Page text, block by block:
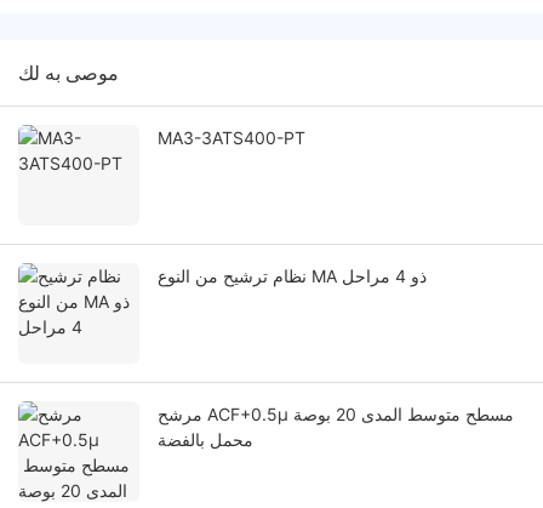
موصى به لك
MA3-3ATS400-PT
نظام ترشيح من النوع MA ذو 4 مراحل
مرشح ACF+0.5μ مسطح متوسط ​​المدى 20 بوصة
محمل بالفضة